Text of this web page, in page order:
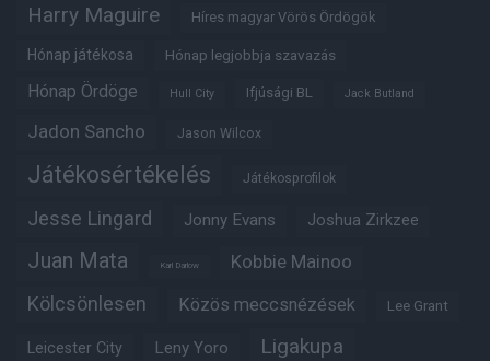
Harry Maguire Híres magyar Vörös Ördögök
Hónap játékosa Hónap legjobbja szavazás
Hónap Ördöge Hull City Ifjúsági BL Jack Butland
Jadon Sancho Jason Wilcox
Játékosértékelés Játékosprofilok
Jesse Lingard Jonny Evans Joshua Zirkzee
Juan Mata Karl Darlow Kobbie Mainoo
Kölcsönlesen Közös meccsnézések Lee Grant
Leicester City Leny Yoro Ligakupa